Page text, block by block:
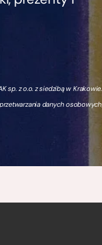
sp. z o.o. z siedzibą w Krakowie.
danych osobowych,